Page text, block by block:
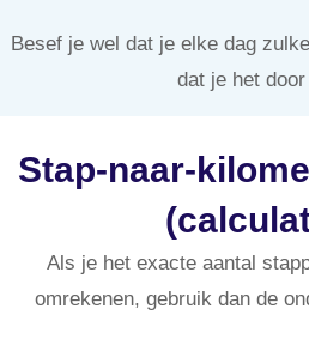
Besef je wel dat je elke dag
dat je het
Stap-naar-
Als je het exacte aantal
omrekenen, gebruik dan de